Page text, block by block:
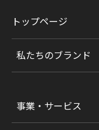
トップページ
私たちのブランド
事業・サービス